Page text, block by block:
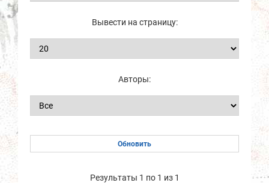
Вывести на страницу:
Авторы:
Результаты 1 по 1 из 1